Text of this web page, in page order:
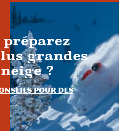
préparez
grandes
?
pour des